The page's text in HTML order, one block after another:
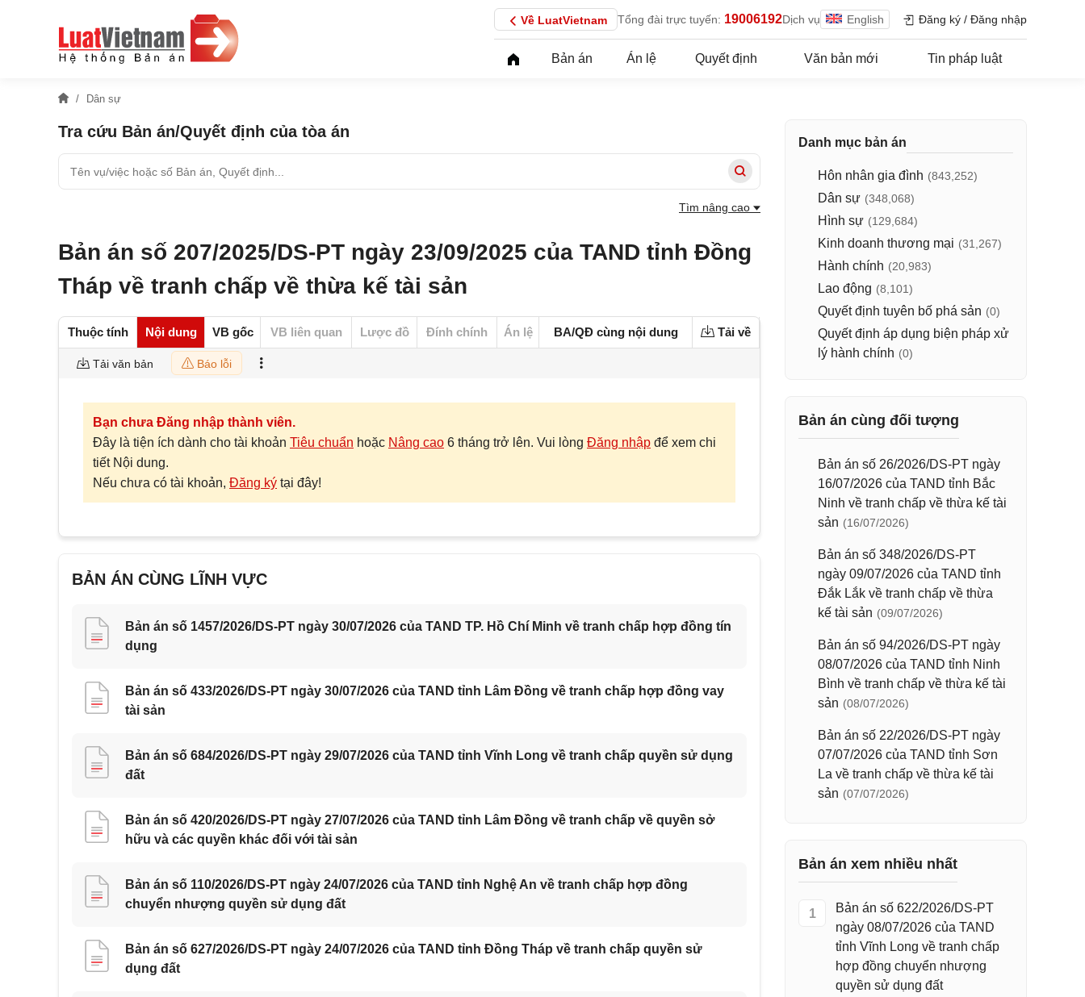
Về LuatVietnam Tổng đài trực tuyến: 19006192Dịch vụ English Đăng ký / Đăng nhập
Bản án Án lệ Quyết định Văn bản mới Tin pháp luật
Dân sự
Tra cứu Bản án/Quyết định của tòa án
Tìm nâng cao
Bản án số 207/2025/DS-PT ngày 23/09/2025 của TAND tỉnh Đồng
Tháp về tranh chấp về thừa kế tài sản
Thuộc tính Nội dung VB gốc VB liên quan Lược đồ Đính chính Án lệ BA/QĐ cùng nội dung Tải về
Tải văn bản Báo lỗi
Bạn chưa Đăng nhập thành viên.
Đây là tiện ích dành cho tài khoản Tiêu chuẩn hoặc Nâng cao 6 tháng trở lên. Vui lòng Đăng nhập để xem chi
tiết Nội dung.
Nếu chưa có tài khoản, Đăng ký tại đây!
BẢN ÁN CÙNG LĨNH VỰC
Bản án số 1457/2026/DS-PT ngày 30/07/2026 của TAND TP. Hồ Chí Minh về tranh chấp hợp đồng tín
dụng
Bản án số 433/2026/DS-PT ngày 30/07/2026 của TAND tỉnh Lâm Đồng về tranh chấp hợp đồng vay
tài sản
Bản án số 684/2026/DS-PT ngày 29/07/2026 của TAND tỉnh Vĩnh Long về tranh chấp quyền sử dụng
đất
Bản án số 420/2026/DS-PT ngày 27/07/2026 của TAND tỉnh Lâm Đồng về tranh chấp về quyền sở
hữu và các quyền khác đối với tài sản
Bản án số 110/2026/DS-PT ngày 24/07/2026 của TAND tỉnh Nghệ An về tranh chấp hợp đồng
chuyển nhượng quyền sử dụng đất
Bản án số 627/2026/DS-PT ngày 24/07/2026 của TAND tỉnh Đồng Tháp về tranh chấp quyền sử
dụng đất
Danh mục bản án
Hôn nhân gia đình (843,252)
Dân sự (348,068)
Hình sự (129,684)
Kinh doanh thương mại (31,267)
Hành chính (20,983)
Lao động (8,101)
Quyết định tuyên bố phá sản (0)
Quyết định áp dụng biện pháp xử
lý hành chính (0)
Bản án cùng đối tượng
Bản án số 26/2026/DS-PT ngày
16/07/2026 của TAND tỉnh Bắc
Ninh về tranh chấp về thừa kế tài
sản (16/07/2026)
Bản án số 348/2026/DS-PT
ngày 09/07/2026 của TAND tỉnh
Đắk Lắk về tranh chấp về thừa
kế tài sản (09/07/2026)
Bản án số 94/2026/DS-PT ngày
08/07/2026 của TAND tỉnh Ninh
Bình về tranh chấp về thừa kế tài
sản (08/07/2026)
Bản án số 22/2026/DS-PT ngày
07/07/2026 của TAND tỉnh Sơn
La về tranh chấp về thừa kế tài
sản (07/07/2026)
Bản án xem nhiều nhất
1
Bản án số 622/2026/DS-PT
ngày 08/07/2026 của TAND
tỉnh Vĩnh Long về tranh chấp
hợp đồng chuyển nhượng
quyền sử dụng đất